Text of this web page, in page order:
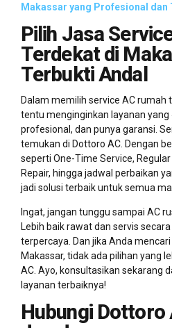
Makassar yang Profesional dan
Pilih Jasa
Terdekat di
Terbukti Andal
Dalam memilih service AC rumah
tentu menginginkan layanan yang
profesional, dan punya garansi.
temukan di Dottoro AC. Dengan
seperti One-Time Service,
Repair, hingga jadwal perbaikan
jadi solusi terbaik untuk semua
Ingat, jangan tunggu sampai AC
Lebih baik rawat dan servis
terpercaya. Dan jika Anda
Makassar, tidak ada pilihan yang
AC. Ayo, konsultasikan sekarang
layanan terbaiknya!
Hubungi Dottoro